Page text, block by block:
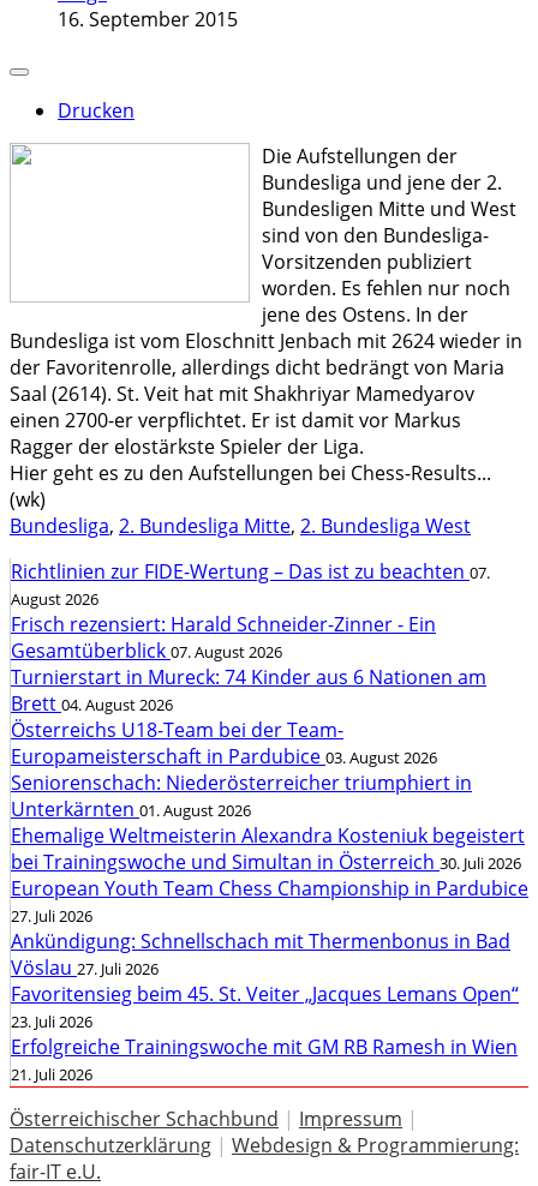
16. September 2015
Drucken
Die Aufstellungen der
Bundesliga und jene der 2.
Bundesligen Mitte und West
sind von den Bundesliga-
Vorsitzenden publiziert
worden. Es fehlen nur noch
jene des Ostens. In der
Bundesliga ist vom Eloschnitt Jenbach mit 2624 wieder in
der Favoritenrolle, allerdings dicht bedrängt von Maria
Saal (2614). St. Veit hat mit Shakhriyar Mamedyarov
einen 2700-er verpflichtet. Er ist damit vor Markus
Ragger der elostärkste Spieler der Liga.
Hier geht es zu den Aufstellungen bei Chess-Results...
(wk)
Bundesliga, 2. Bundesliga Mitte, 2. Bundesliga West
Richtlinien zur FIDE-Wertung – Das ist zu beachten 07.
August 2026
Frisch rezensiert: Harald Schneider-Zinner - Ein
Gesamtüberblick 07. August 2026
Turnierstart in Mureck: 74 Kinder aus 6 Nationen am
Brett 04. August 2026
Österreichs U18-Team bei der Team-
Europameisterschaft in Pardubice 03. August 2026
Seniorenschach: Niederösterreicher triumphiert in
Unterkärnten 01. August 2026
Ehemalige Weltmeisterin Alexandra Kosteniuk begeistert
bei Trainingswoche und Simultan in Österreich 30. Juli 2026
European Youth Team Chess Championship in Pardubice
27. Juli 2026
Ankündigung: Schnellschach mit Thermenbonus in Bad
Vöslau 27. Juli 2026
Favoritensieg beim 45. St. Veiter „Jacques Lemans Open“
23. Juli 2026
Erfolgreiche Trainingswoche mit GM RB Ramesh in Wien
21. Juli 2026
Österreichischer Schachbund | Impressum |
Datenschutzerklärung | Webdesign & Programmierung:
fair-IT e.U.